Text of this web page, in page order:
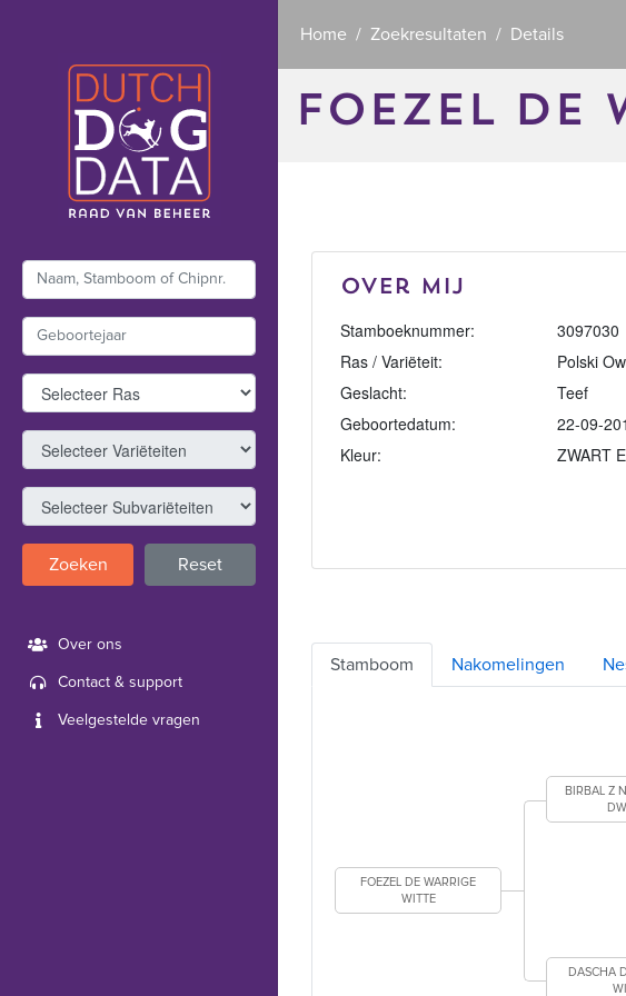
Zoeken Reset
Over ons
Contact & support
Veelgestelde vragen
Home Zoekresultaten Details
FOEZEL DE
Over mij
Stamboeknummer:
3097030
Ras / Variëteit:
Polski
Geslacht:
Teef
Geboortedatum:
22-09-
Kleur:
ZWART
Stamboom Nakomelingen
FOEZEL DE WARRIGE
WITTE
BIRBAL Z
DASCHA